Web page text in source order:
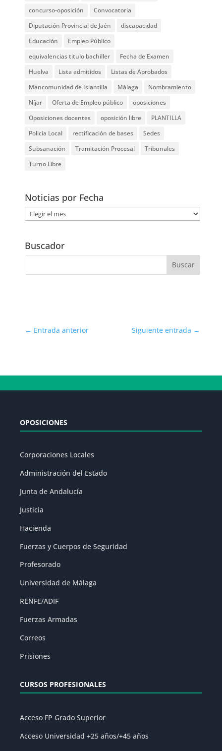
concurso-oposición
Convocatoria
Diputación Provincial de Jaén
discapacidad
Educación
Empleo Público
equivalencias titulo bachiller
Fecha de Examen
Huelva
Lista admitidos
Listas de Aprobados
Mancomunidad de Islantilla
Málaga
Nombramiento
Níjar
Oferta de Empleo público
oposiciones
Oposiciones docentes
oposición libre
PLANTILLA
Policía Local
rectificación de bases
Sedes
Subsanación
Tramitación Procesal
Tribunales
Turno Libre
Noticias por Fecha
Noticias
por
Buscador
← Entrada anterior Siguiente entrada →
OPOSICIONES
Corporaciones Locales
Administración del Estado
Junta de Andalucía
Justicia
Hacienda
Fuerzas y Cuerpos de Seguridad
Profesorado
Universidad de Málaga
RENFE/ADIF
Fuerzas Armadas
Correos
Prisiones
CURSOS PROFESIONALES
Acceso FP Grado Superior
Acceso Universidad +25 años/+45 años